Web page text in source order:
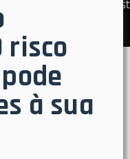
risco
à sua